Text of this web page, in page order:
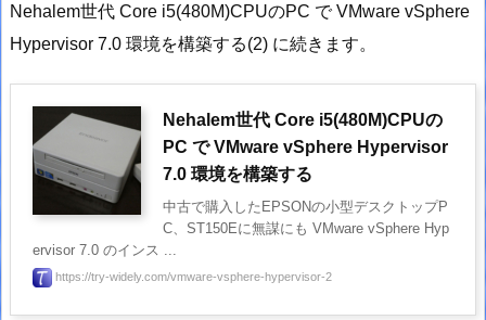
Nehalem世代 Core i5(480M)CPUのPC で VMware vSphere
Hypervisor 7.0 環境を構築する(2) に続きます。
Nehalem世代 Core i5(480M)CPUの
PC で VMware vSphere Hypervisor
7.0 環境を構築する
中古で購入したEPSONの小型デスクトップP
C、ST150Eに無謀にも VMware vSphere Hyp
ervisor 7.0 のインス ...
https://try-widely.com/vmware-vsphere-hypervisor-2